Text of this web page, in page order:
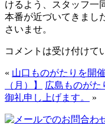
けるよう、スタッフ一
本番が近づいてきまし
さいませ。
コメントは受け付けて
« 山口ものがたりを開
（月）】
広島ものがた
御礼申し上げます。
»